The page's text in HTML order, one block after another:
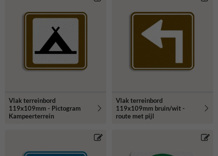
Vlak terreinbord
119x109mm - Pictogram
Kampeerterrein
Vlak terreinbord
119x109mm bruin/wit -
route met pijl